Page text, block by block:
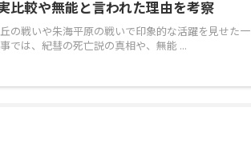
比較や無能と言われた理由を考察
の戦いや朱海平原の戦いで印象的な活躍を見せた一
では、紀彗の死亡説の真相や、無能 ...